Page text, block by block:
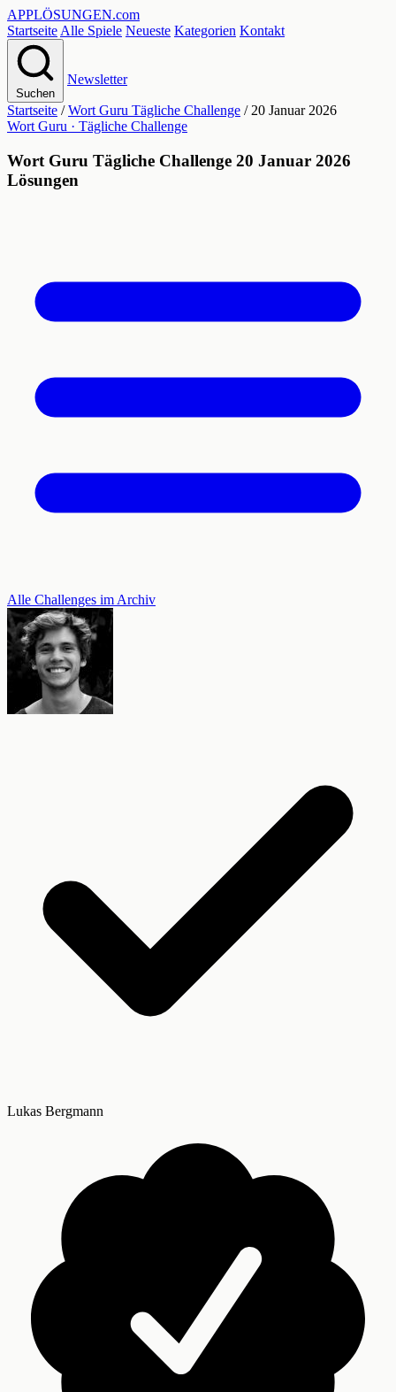
APPLÖSUNGEN.com
Startseite Alle Spiele Neueste Kategorien Kontakt
Suchen
Newsletter
Startseite / Wort Guru Tägliche Challenge / 20 Januar 2026
Wort Guru · Tägliche Challenge
Wort Guru Tägliche Challenge 20 Januar 2026
Lösungen
Alle Challenges im Archiv
Lukas Bergmann